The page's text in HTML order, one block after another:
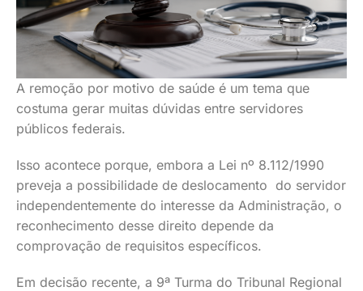
A remoção por motivo de saúde é um tema que
costuma gerar muitas dúvidas entre servidores
públicos federais.
Isso acontece porque, embora a Lei nº 8.112/1990
preveja a possibilidade de deslocamento do servidor
independentemente do interesse da Administração, o
reconhecimento desse direito depende da
comprovação de requisitos específicos.
Em decisão recente, a 9ª Turma do Tribunal Regional